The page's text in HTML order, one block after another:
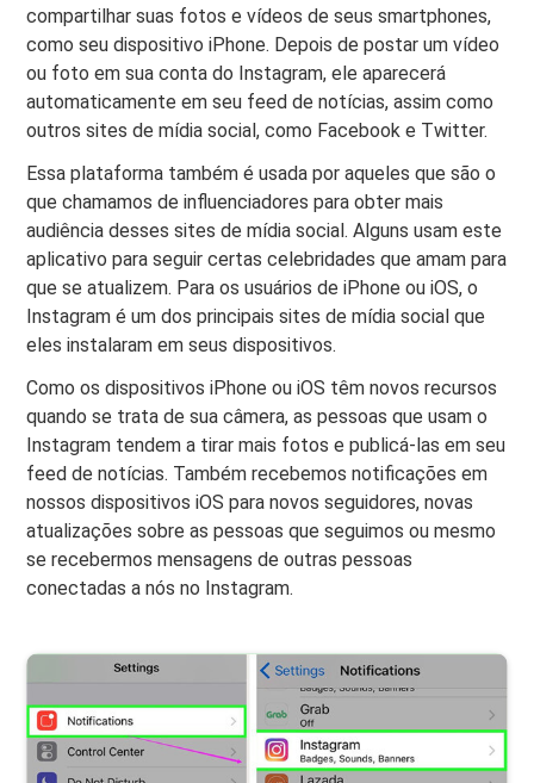
compartilhar suas fotos e vídeos de seus smartphones,
como seu dispositivo iPhone. Depois de postar um vídeo
ou foto em sua conta do Instagram, ele aparecerá
automaticamente em seu feed de notícias, assim como
outros sites de mídia social, como Facebook e Twitter.
Essa plataforma também é usada por aqueles que são o
que chamamos de influenciadores para obter mais
audiência desses sites de mídia social. Alguns usam este
aplicativo para seguir certas celebridades que amam para
que se atualizem. Para os usuários de iPhone ou iOS, o
Instagram é um dos principais sites de mídia social que
eles instalaram em seus dispositivos.
Como os dispositivos iPhone ou iOS têm novos recursos
quando se trata de sua câmera, as pessoas que usam o
Instagram tendem a tirar mais fotos e publicá-las em seu
feed de notícias. Também recebemos notificações em
nossos dispositivos iOS para novos seguidores, novas
atualizações sobre as pessoas que seguimos ou mesmo
se recebermos mensagens de outras pessoas
conectadas a nós no Instagram.